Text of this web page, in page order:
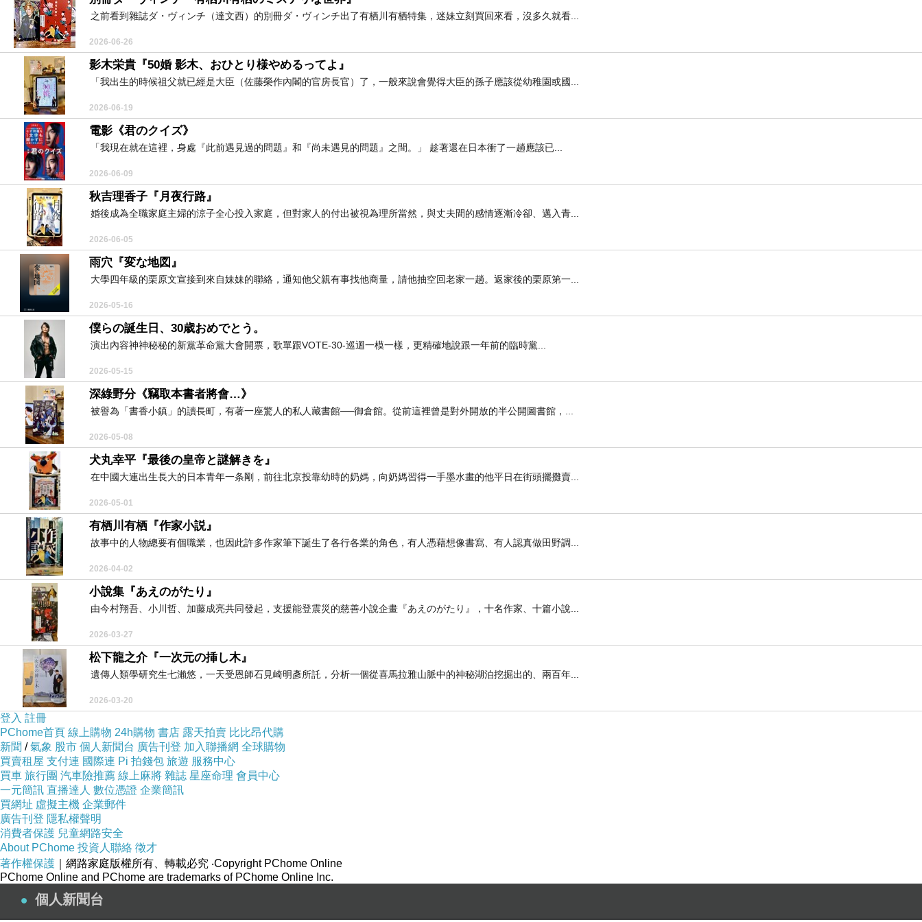
之前看到雜誌ダ・ヴィンチ（達文西）的別冊ダ・ヴィンチ出了有栖川有栖特集，迷妹立刻買回來看，沒多久就看...
2026-06-26
影木栄貴『50婚 影木、おひとり様やめるってよ』
「我出生的時候祖父就已經是大臣（佐藤榮作內閣的官房長官）了，一般來說會覺得大臣的孫子應該從幼稚園或國...
2026-06-19
電影《君のクイズ》
「我現在就在這裡，身處『此前遇見過的問題』和『尚未遇見的問題』之間。」 趁著還在日本衝了一趟應該已...
2026-06-09
秋吉理香子『月夜行路』
婚後成為全職家庭主婦的涼子全心投入家庭，但對家人的付出被視為理所當然，與丈夫間的感情逐漸冷卻、邁入青...
2026-06-05
雨穴『変な地図』
大學四年級的栗原文宣接到來自妹妹的聯絡，通知他父親有事找他商量，請他抽空回老家一趟。返家後的栗原第一...
2026-05-16
僕らの誕生日、30歳おめでとう。
演出內容神神秘秘的新黨革命黨大會開票，歌單跟VOTE-30-巡迴一模一樣，更精確地說跟一年前的臨時黨...
2026-05-15
深綠野分《竊取本書者將會…》
被譽為「書香小鎮」的讀長町，有著一座驚人的私人藏書館──御倉館。從前這裡曾是對外開放的半公開圖書館，...
2026-05-08
犬丸幸平『最後の皇帝と謎解きを』
在中國大連出生長大的日本青年一条剛，前往北京投靠幼時的奶媽，向奶媽習得一手墨水畫的他平日在街頭擺攤賣...
2026-05-01
有栖川有栖『作家小説』
故事中的人物總要有個職業，也因此許多作家筆下誕生了各行各業的角色，有人憑藉想像書寫、有人認真做田野調...
2026-04-02
小說集『あえのがたり』
由今村翔吾、小川哲、加藤成亮共同發起，支援能登震災的慈善小說企畫『あえのがたり』，十名作家、十篇小說...
2026-03-27
松下龍之介『一次元の挿し木』
遺傳人類學研究生七瀨悠，一天受恩師石見崎明彥所託，分析一個從喜馬拉雅山脈中的神秘湖泊挖掘出的、兩百年...
2026-03-20
登入 註冊
PChome首頁 線上購物 24h購物 書店 露天拍賣 比比昂代購
新聞 /氣象 股市 個人新聞台 廣告刊登 加入聯播網 全球購物
買賣租屋 支付連 國際連 Pi 拍錢包 旅遊 服務中心
買車 旅行團 汽車險推薦 線上麻將 雜誌 星座命理 會員中心
一元簡訊 直播達人 數位憑證 企業簡訊
買網址 虛擬主機 企業郵件
廣告刊登 隱私權聲明
消費者保護 兒童網路安全
About PChome 投資人聯絡 徵才
著作權保護 ｜網路家庭版權所有、轉載必究 ‧Copyright PChome Online
PChome Online and PChome are trademarks of PChome Online Inc.
個人新聞台